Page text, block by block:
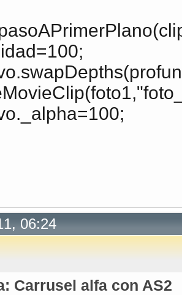
06:24
Carrusel alfa con AS2